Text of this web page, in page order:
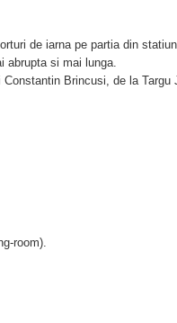
de iarna pe partia din
abrupta si mai lunga.
Brincusi, de la
room).